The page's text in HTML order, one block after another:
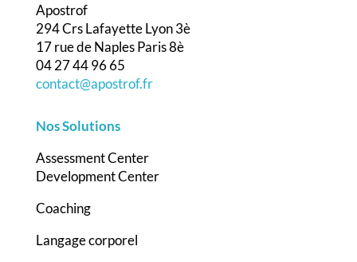
Apostrof
294 Crs Lafayette Lyon 3è
17 rue de Naples Paris 8è
04 27 44 96 65
contact@apostrof.fr
Nos Solutions
Assessment Center
Development Center
Coaching
Langage corporel